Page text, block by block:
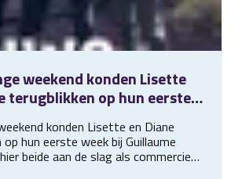
weekend konden Lisette
terugblikken op hun eerste
konden Lisette en Diane
hun eerste week bij Guillaume
beide aan de slag als commercieel